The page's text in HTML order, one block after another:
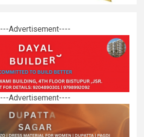
---Advertisement----
---Advertisement----